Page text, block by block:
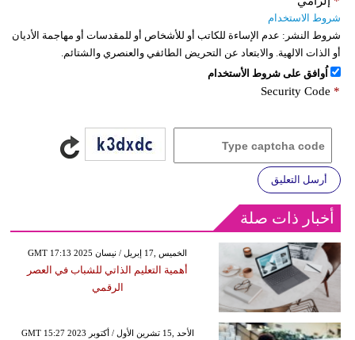
شروط الاستخدام
شروط النشر: عدم الإساءة للكاتب أو للأشخاص أو للمقدسات أو مهاجمة الأديان
أو الذات الالهية. والابتعاد عن التحريض الطائفي والعنصري والشتائم.
اُوافق على شروط الأستخدام
Security Code *
أرسل التعليق
أخبار ذات صلة
GMT 17:13 2025 الخميس ,17 إبريل / نيسان
أهمية التعليم الذاتي للشباب في العصر
الرقمي
GMT 15:27 2023 الأحد ,15 تشرين الأول / أكتوبر